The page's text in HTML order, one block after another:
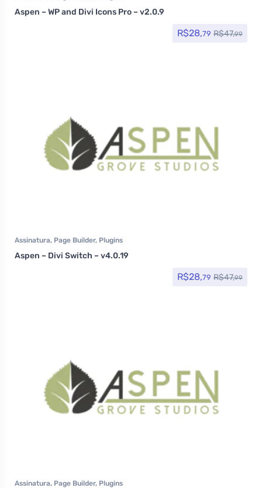
Aspen – WP and Divi Icons Pro – v2.0.9
R$28,79 R$47,99
Assinatura, Page Builder, Plugins
Aspen – Divi Switch – v4.0.19
R$28,79 R$47,99
Assinatura, Page Builder, Plugins